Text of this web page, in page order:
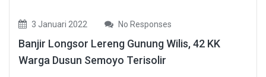
3 Januari 2022 No Responses
Banjir Longsor Lereng Gunung Wilis, 42 KK
Warga Dusun Semoyo Terisolir